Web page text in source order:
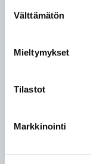
valinta
Välttämätön
Mieltymykset
Tilastot
Markkinointi
Paltamon